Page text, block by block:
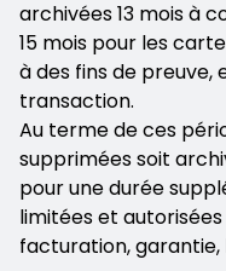
archivées 13 mois à
15 mois pour les
à des fins de
transaction.
Au terme de ces
supprimées soit
pour une durée
limitées et
facturation, garantie,